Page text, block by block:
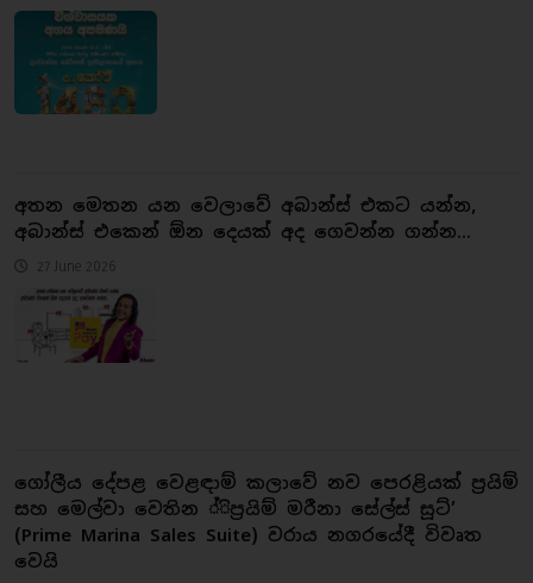
අතන මෙතන යන වෙලාවේ අබාන්ස් එකට යන්න,
අබාන්ස් එකෙන් ඕන දෙයක් අද ගෙවන්න ගන්න...
27 June 2026
ගෝලීය දේපළ වෙළඳාම් කලාවේ නව පෙරළියක් ප්‍රයිම්
සහ මෙල්වා වෙතින ්ිප්‍රයිම් මරීනා සේල්ස් සූට්’
(Prime Marina Sales Suite) වරාය නගරයේදී විවෘත
වෙයි